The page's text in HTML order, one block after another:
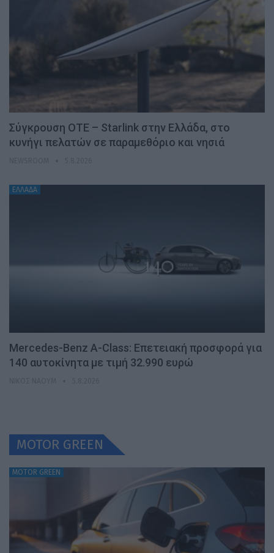
Σύγκρουση ΟΤΕ – Starlink στην Ελλάδα, στο
κυνήγι πελατών σε παραμεθόριο και νησιά
ΕΛΛΑΔΑ
Mercedes-Benz A-Class: Επετειακή προσφορά για
140 αυτοκίνητα με τιμή 32.990 ευρώ
MOTOR GREEN
MOTOR GREEN